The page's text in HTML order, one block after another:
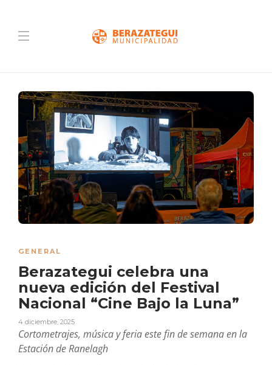
GENERAL
Berazategui celebra una
nueva edición del Festival
Nacional “Cine Bajo la Luna”
4 diciembre, 2025
Cortometrajes, música y feria este fin de semana en la
Estación de Ranelagh